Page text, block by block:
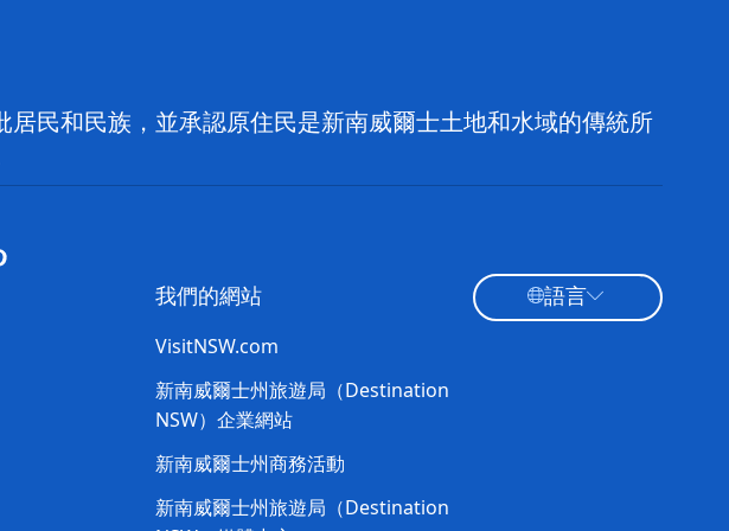
民和民族，並承認原住民是新南威爾士土地和水域的傳統所
我們的網站
VisitNSW.com
新南威爾士州旅遊局（Destination
NSW）企業網站​
新南威爾士州商務活動
新南威爾士州旅遊局（Destination
語言